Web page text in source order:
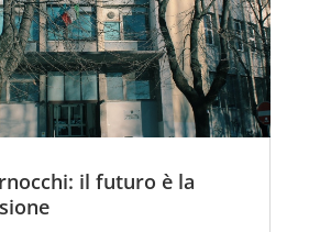
il futuro è la